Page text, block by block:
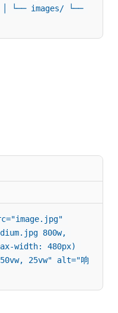
└── images/ └──
800w,
width: 480px)
25vw" alt="响